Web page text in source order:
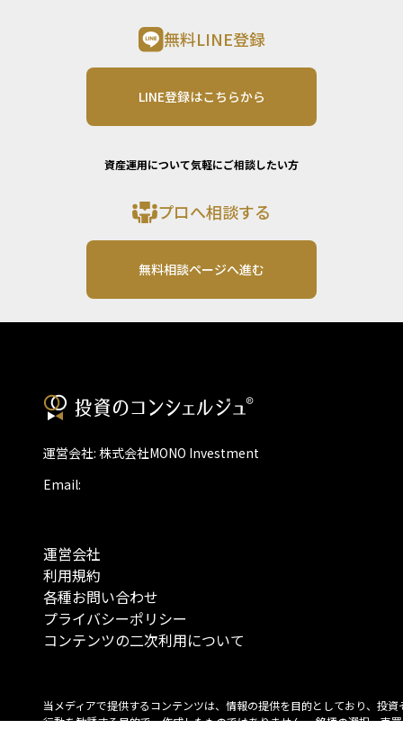
無料LINE登録
LINE登録はこちらから
資産運用について気軽にご相談したい方
プロへ相談する
無料相談ページへ進む
運営会社: 株式会社MONO Investment
Email:
運営会社
利用規約
各種お問い合わせ
プライバシーポリシー
コンテンツの二次利用について
当メディアで提供するコンテンツは、情報の提供を目的としており、投資
行動を勧誘する目的で、作成したものではありません。 銘柄の選択、売